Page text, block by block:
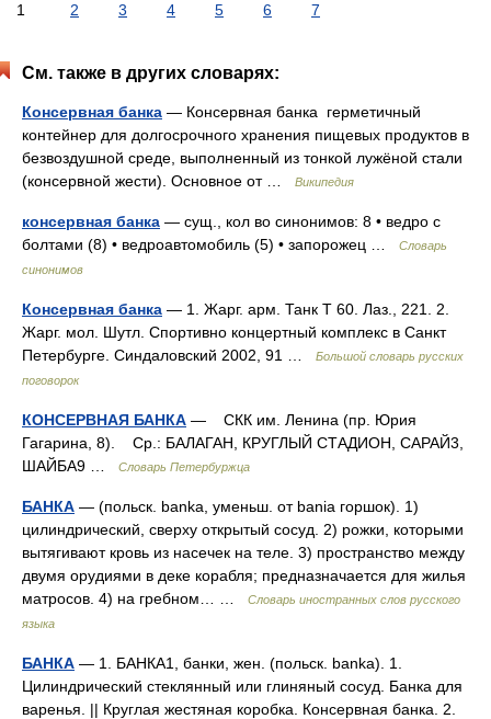
1 2 3 4 5 6 7
См. также в других словарях:
Консервная банка — Консервная банка герметичный
контейнер для долгосрочного хранения пищевых продуктов в
безвоздушной среде, выполненный из тонкой лужёной стали
(консервной жести). Основное от …
Википедия
консервная банка — сущ., кол во синонимов: 8 • ведро с
болтами (8) • ведроавтомобиль (5) • запорожец …
Словарь
синонимов
Консервная банка — 1. Жарг. арм. Танк Т 60. Лаз., 221. 2.
Жарг. мол. Шутл. Спортивно концертный комплекс в Санкт
Петербурге. Синдаловский 2002, 91 …
Большой словарь русских
поговорок
КОНСЕРВНАЯ БАНКА — СКК им. Ленина (пр. Юрия
Гагарина, 8). Ср.: БАЛАГАН, КРУГЛЫЙ СТАДИОН, САРАЙ3,
ШАЙБА9 …
Словарь Петербуржца
БАНКА — (польск. banka, уменьш. от bania горшок). 1)
цилиндрический, сверху открытый сосуд. 2) рожки, которыми
вытягивают кровь из насечек на теле. 3) пространство между
двумя орудиями в деке корабля; предназначается для жилья
матросов. 4) на гребном… …
Словарь иностранных слов русского
языка
БАНКА — 1. БАНКА1, банки, жен. (польск. banka). 1.
Цилиндрический стеклянный или глиняный сосуд. Банка для
варенья. || Круглая жестяная коробка. Консервная банка. 2.